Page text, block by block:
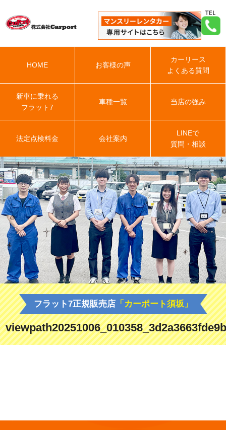
HOME お客様の声
カーリース
よくある質問
新車に乗れる
フラット7
車種一覧 当店の強み
法定点検料金 会社案内
LINEで
質問・相談
フラット7正規販売店「カーポート須坂」